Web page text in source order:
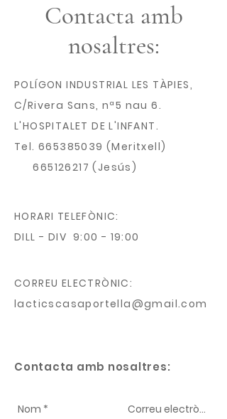
Contacta amb
nosaltres:
POLÍGON INDUSTRIAL LES TÀPIES,
C/Rivera Sans, nª5 nau 6.
L'HOSPITALET DE L'INFANT.
Tel. 665385039 (Meritxell)
665126217 (Jesús)
HORARI TELEFÒNIC:
DILL - DIV 9:00 - 19:00
CORREU ELECTRÒNIC:
lacticscasaportella@gmail.com
Contacta amb nosaltres: